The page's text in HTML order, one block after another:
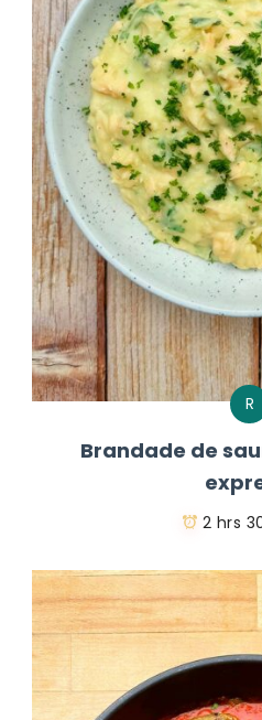
R
Brandade de
2 hrs